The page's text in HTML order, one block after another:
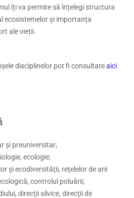
îți va permite să înțelegi structura
ecosistemelor și importanța
ale vieții.
disciplinelor pot fi consultateaici
și preuniversitar;
ecologie;
și ecodiversităţii, reţelelor de arii
controlul poluării;
direcţii silvice, direcţii de